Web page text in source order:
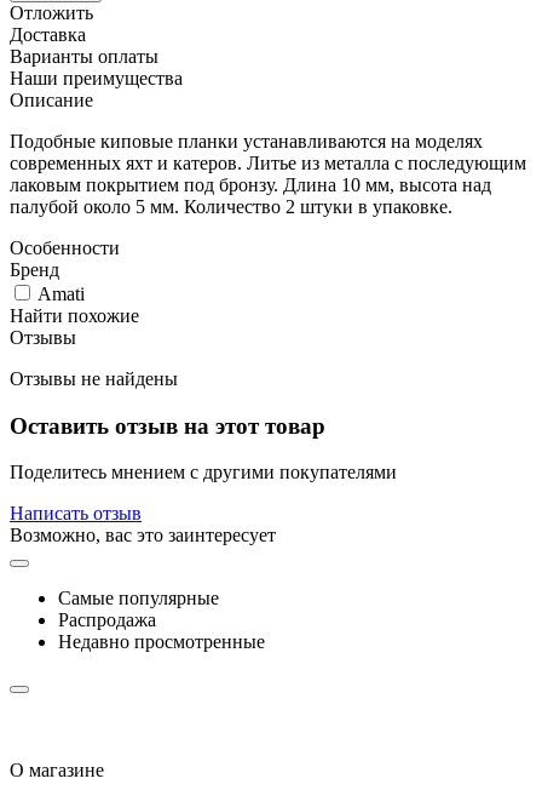
Отложить
Доставка
Варианты оплаты
Наши преимущества
Описание
Подобные киповые планки устанавливаются на моделях
современных яхт и катеров. Литье из металла с последующим
лаковым покрытием под бронзу. Длина 10 мм, высота над
палубой около 5 мм. Количество 2 штуки в упаковке.
Особенности
Бренд
Amati
Найти похожие
Отзывы
Отзывы не найдены
Оставить отзыв на этот товар
Поделитесь мнением с другими покупателями
Написать отзыв
Возможно, вас это заинтересует
Самые популярные
Распродажа
Недавно просмотренные
О магазине